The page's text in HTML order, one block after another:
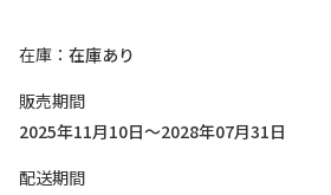
在庫
在庫あり
販売期間
2025年11月10日～2028年07月31日
配送期間